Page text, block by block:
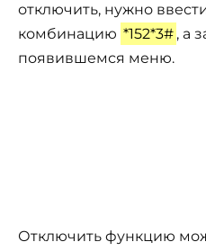
отключить, нужно
комбинацию *152*3# , а
появившемся меню.
Отключить функцию